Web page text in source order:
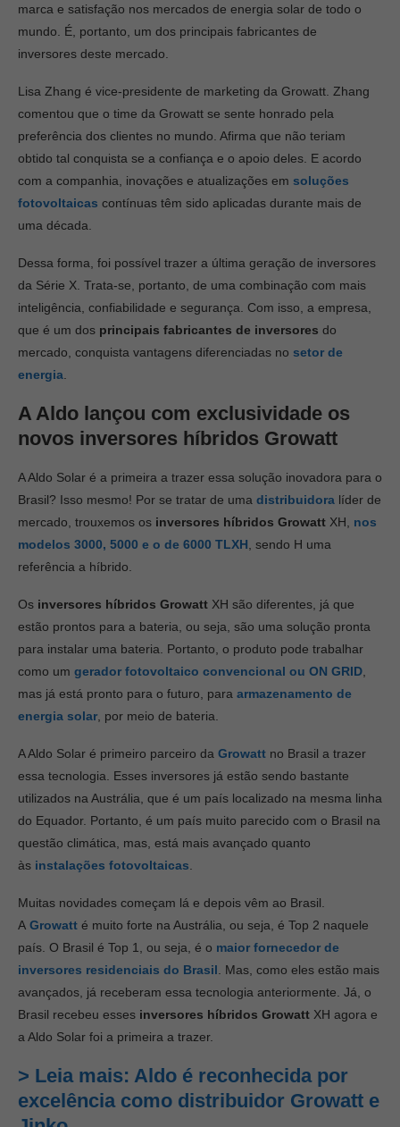
marca e satisfação nos mercados de energia solar de todo o
mundo. É, portanto, um dos principais fabricantes de
inversores deste mercado.
Lisa Zhang é vice-presidente de marketing da Growatt. Zhang
comentou que o time da Growatt se sente honrado pela
preferência dos clientes no mundo. Afirma que não teriam
obtido tal conquista se a confiança e o apoio deles. E acordo
com a companhia, inovações e atualizações em soluções
fotovoltaicas contínuas têm sido aplicadas durante mais de
uma década.
Dessa forma, foi possível trazer a última geração de inversores
da Série X. Trata-se, portanto, de uma combinação com mais
inteligência, confiabilidade e segurança. Com isso, a empresa,
que é um dos principais fabricantes de inversores do
mercado, conquista vantagens diferenciadas no setor de
energia
A Aldo lançou com exclusividade os
novos inversores híbridos Growatt
A Aldo Solar é a primeira a trazer essa solução inovadora para o
Brasil? Isso mesmo! Por se tratar de uma distribuidora líder de
mercado, trouxemos os inversores híbridos Growatt XH, nos
modelos 3000, 5000 e o de 6000 TLXH , sendo H uma
referência a híbrido.
Os inversores híbridos Growatt XH são diferentes, já que
estão prontos para a bateria, ou seja, são uma solução pronta
para instalar uma bateria. Portanto, o produto pode trabalhar
como um gerador fotovoltaico convencional ou ON GRID
mas já está pronto para o futuro, para armazenamento de
energia solar , por meio de bateria.
A Aldo Solar é primeiro parceiro da Growatt no Brasil a trazer
essa tecnologia. Esses inversores já estão sendo bastante
utilizados na Austrália, que é um país localizado na mesma linha
do Equador. Portanto, é um país muito parecido com o Brasil na
questão climática, mas, está mais avançado quanto
às instalações fotovoltaicas
Muitas novidades começam lá e depois vêm ao Brasil.
A Growatt é muito forte na Austrália, ou seja, é Top 2 naquele
país. O Brasil é Top 1, ou seja, é o maior fornecedor de
inversores residenciais do Brasil . Mas, como eles estão mais
avançados, já receberam essa tecnologia anteriormente. Já, o
Brasil recebeu esses inversores híbridos Growatt XH agora e
a Aldo Solar foi a primeira a trazer.
> Leia mais: Aldo é reconhecida por
excelência como distribuidor Growatt e